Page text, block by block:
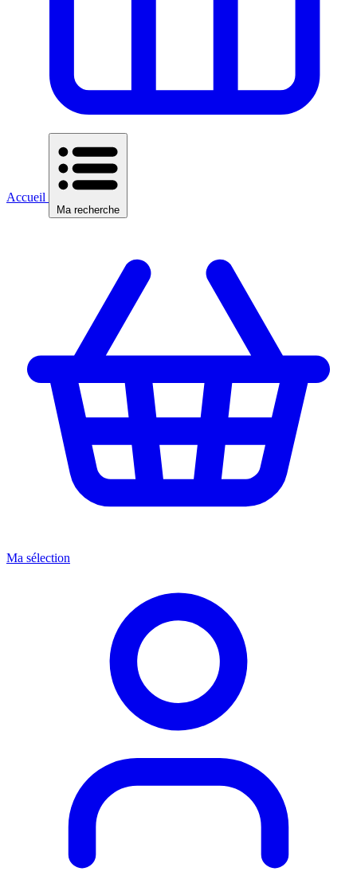
Accueil
Ma recherche
Ma sélection